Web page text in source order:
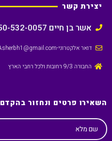
יצירת קשר
אשר בן חיים 050-532-0057
דואר אלקטרוני-Asherbh1@gmail.com
החבורה 9/3 רחובות ולכל רחבי הארץ
השאירו פרטים ונחזור בהקדם
שם מלא